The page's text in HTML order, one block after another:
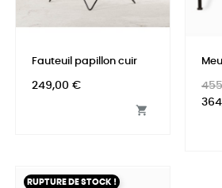
Fauteuil papillon cuir
Prix
249,00 €

Prix
RUPTURE DE STOCK !